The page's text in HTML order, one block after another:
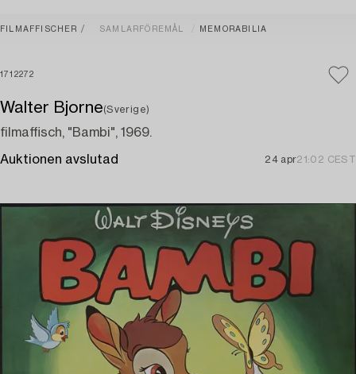
FILMAFFISCHER SAMLARFÖREMÅL MEMORABILIA
1712272
Walter Bjorne(Sverige)
filmaffisch, "Bambi", 1969.
Auktionen avslutad 24 apr21:02 CEST